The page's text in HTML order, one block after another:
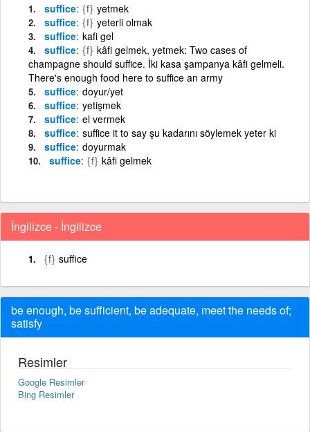
suffice {f} yetmek
suffice {f} yeterli olmak
suffice kafi gel
suffice {f} kâfi gelmek, yetmek: Two cases of
champagne should suffice. İki kasa şampanya kâfi gelmeli.
There's enough food here to suffice an army
suffice doyur/yet
suffice yetişmek
suffice el vermek
suffice suffice it to say şu kadarını söylemek yeter ki
suffice doyurmak
suffice {f} kâfi gelmek
İngilizce - İngilizce
{f} suffice
be enough, be sufficient, be adequate, meet the needs of;
satisfy
Resimler
Google Resimler
Bing Resimler